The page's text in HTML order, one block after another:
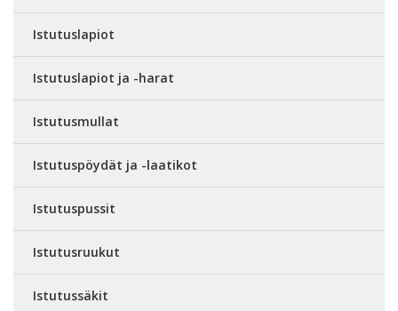
Istutuslapiot
Istutuslapiot ja -harat
Istutusmullat
Istutuspöydät ja -laatikot
Istutuspussit
Istutusruukut
Istutussäkit